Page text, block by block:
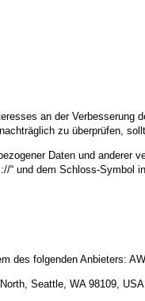
an der
zu überprüfen,
Daten und anderer
“ und dem Schloss-Symbol
folgenden Anbieters:
Seattle, WA 98109, USA